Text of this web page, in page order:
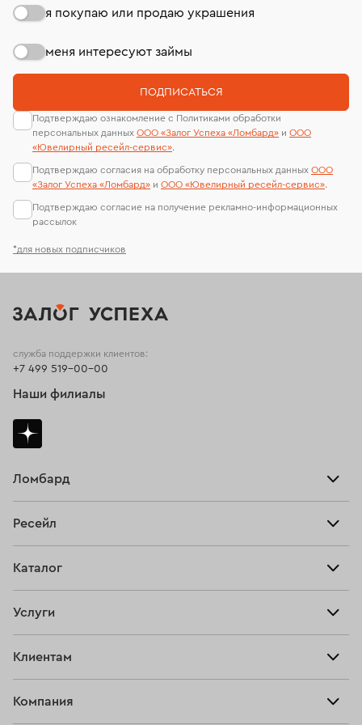
*для новых подписчиков
я покупаю или продаю украшения
меня интересуют займы
ПОДПИСАТЬСЯ
Подтверждаю ознакомление с Политиками обработки
персональных данных ООО «Залог Успеха «Ломбард» и ООО
«Ювелирный ресейл-сервиc».
Подтверждаю согласия на обработку персональных данных ООО
«Залог Успеха «Ломбард» и ООО «Ювелирный ресейл-сервиc».
Подтверждаю согласие на получение рекламно-информационных
рассылок
Ломбард
Тарифы
Ресейл
Купить
Прочие услуги
Каталог
Серьги
Услуги
Клиентам
Компания
служба поддержки клиентов:
+7 499 519-00-00
Наши филиалы